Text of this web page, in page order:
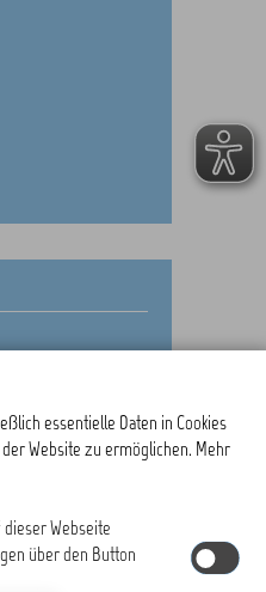
essentielle Daten in Cookies
Website zu ermöglichen. Mehr
dieser Webseite
über den Button